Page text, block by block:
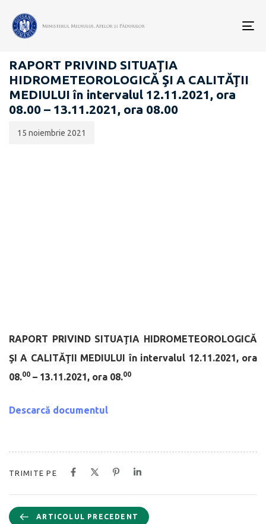
RAPOARTE ZILNICE STAREA MEDIULUI
RAPORT PRIVIND SITUAŢIA
HIDROMETEOROLOGICĂ ŞI A CALITĂŢII
MEDIULUI în intervalul 12.11.2021, ora
08.00 – 13.11.2021, ora 08.00
publicării:
15 noiembrie 2021
RAPORT PRIVIND SITUAŢIA HIDROMETEOROLOGICĂ
ŞI A CALITĂŢII MEDIULUI în intervalul 12.11.2021, ora
08.00 – 13.11.2021, ora 08.00
Descarcă documentul
TRIMITE PE
ARTICOLUL PRECEDENT